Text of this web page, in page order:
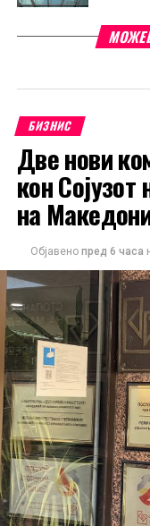
БИЗНИС
Две нови
кон
на
Објавено пред 6 часа